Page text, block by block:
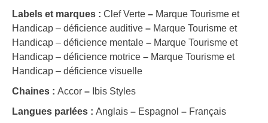
Labels et marques : Clef Verte – Marque Tourisme et
Handicap – déficience auditive – Marque Tourisme et
Handicap – déficience mentale – Marque Tourisme et
Handicap – déficience motrice – Marque Tourisme et
Handicap – déficience visuelle
Chaines : Accor – Ibis Styles
Langues parlées : Anglais – Espagnol – Français